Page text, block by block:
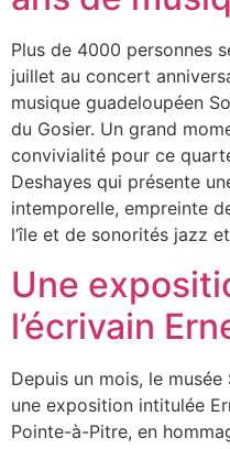
Plus de 4000 personnes
juillet au concert
musique guadeloupéen
du Gosier. Un grand
convivialité pour ce
Deshayes qui présente
intemporelle, empreinte
l’île et de sonorités jazz
Une
l’écrivain
Depuis un mois, le
une exposition intitulée
Pointe-à-Pitre, en